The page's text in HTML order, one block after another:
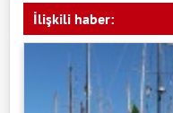
İlişkili haber: